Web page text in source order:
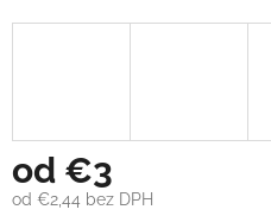
od €3
od €2,44 bez DPH